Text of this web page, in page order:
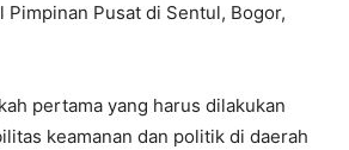
Pimpinan Pusat di Sentul, Bogor,
pertama yang harus dilakukan
keamanan dan politik di daerah